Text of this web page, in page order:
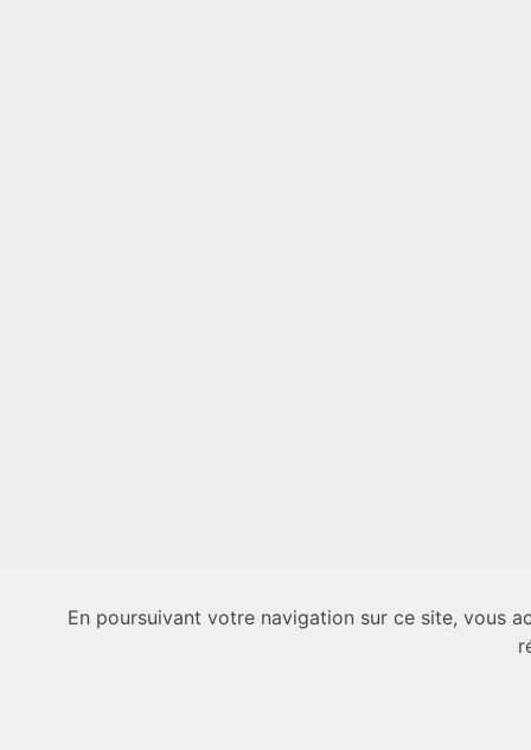
En poursuivant votre navigation sur ce site, vous